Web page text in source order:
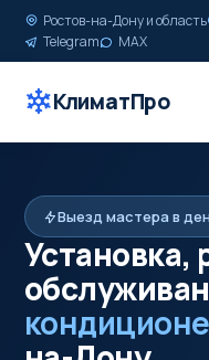
Ростов-на-Дону и область
Telegram
MAX
КлиматПро
Выезд мастера в
Установка,